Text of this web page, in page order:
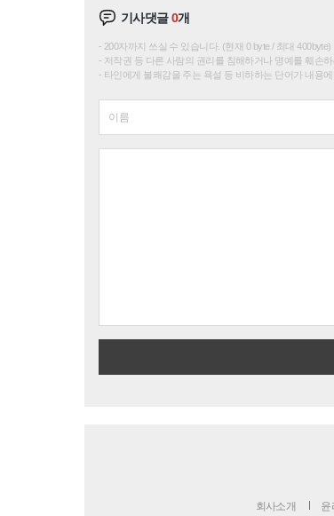
기사댓글0개
200자까지 쓰실 수 있습니다. (현재 0 byte / 최대 400byte)
저작권 등 다른 사람의 권리를 침해하거나 명예를 훼손
타인에게 불쾌감을 주는 욕설 등 비하하는 단어가 내용
회사소개 윤